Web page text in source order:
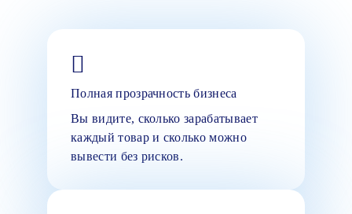
Полная прозрачность бизнеса
Вы видите, сколько зарабатывает
каждый товар и сколько можно
вывести без рисков.